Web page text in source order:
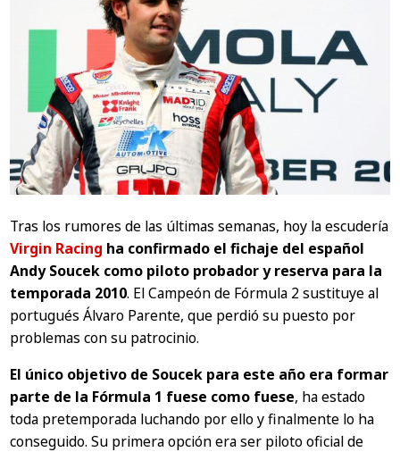
Tras los rumores de las últimas semanas, hoy la escudería
Virgin Racing ha confirmado el fichaje del español
Andy Soucek como piloto probador y reserva para la
temporada 2010. El Campeón de Fórmula 2 sustituye al
portugués Álvaro Parente, que perdió su puesto por
problemas con su patrocinio.
El único objetivo de Soucek para este año era formar
parte de la Fórmula 1 fuese como fuese, ha estado
toda pretemporada luchando por ello y finalmente lo ha
conseguido. Su primera opción era ser piloto oficial de